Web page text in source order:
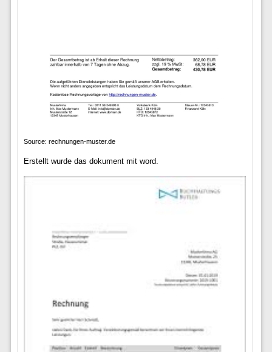
Source: rechnungen-muster.de
Erstellt wurde das dokument mit word.